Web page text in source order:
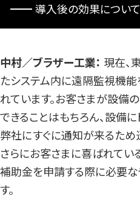
導入後の効果について
中村／ブラザー工業： 現在、
たシステム内に遠隔監視機
れています。お客さまが設備
できることはもちろん、設備
弊社にすぐに通知が来るた
さらにお客さまに喜ばれてい
補助金を申請する際に必要
す。